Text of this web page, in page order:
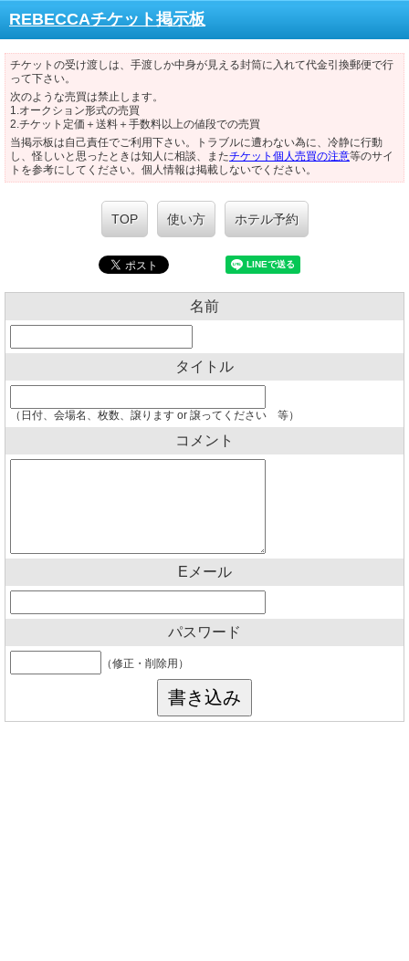
REBECCAチケット掲示板
チケットの受け渡しは、手渡しか中身が見える封筒に入れて代金引換郵便で行
って下さい。
次のような売買は禁止します。
1.オークション形式の売買
2.チケット定価＋送料＋手数料以上の値段での売買
当掲示板は自己責任でご利用下さい。トラブルに遭わない為に、冷静に行動
し、怪しいと思ったときは知人に相談、またチケット個人売買の注意等のサイ
トを参考にしてください。個人情報は掲載しないでください。
TOP 使い方 ホテル予約
名前
タイトル
（日付、会場名、枚数、譲ります or 譲ってください 等）
コメント
Eメール
パスワード
（修正・削除用）